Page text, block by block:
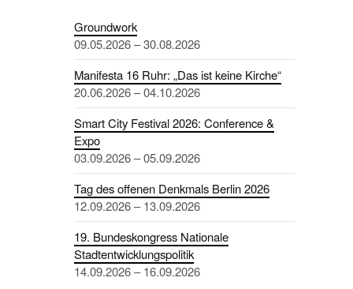
Groundwork
09.05.2026 – 30.08.2026
Manifesta 16 Ruhr: „Das ist keine Kirche“
20.06.2026 – 04.10.2026
Smart City Festival 2026: Conference &
Expo
03.09.2026 – 05.09.2026
Tag des offenen Denkmals Berlin 2026
12.09.2026 – 13.09.2026
19. Bundeskongress Nationale
Stadtentwicklungspolitik
14.09.2026 – 16.09.2026